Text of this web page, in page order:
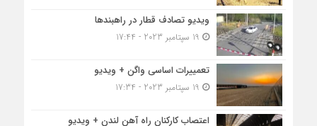
ویدیو تصادف قطار در راهبندها
تعمییرات اساسی واگن + ویدیو
اعتصاب کارکنان راه آهن لندن + ویدیو